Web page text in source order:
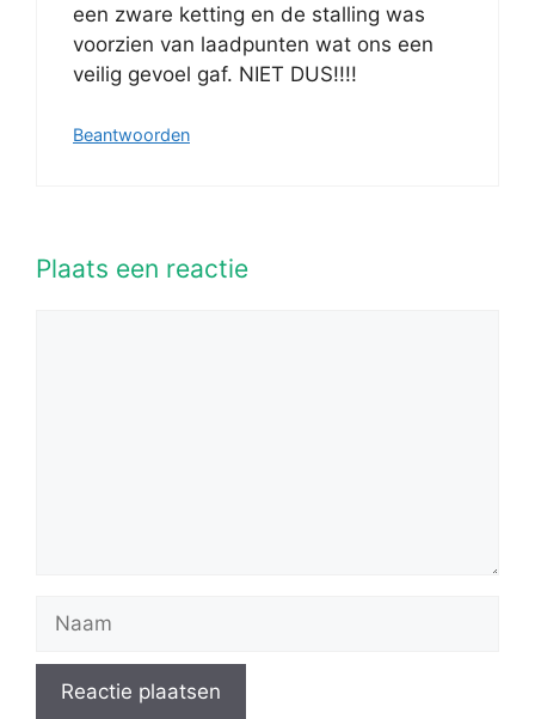
een zware ketting en de stalling was
voorzien van laadpunten wat ons een
veilig gevoel gaf. NIET DUS!!!!
Beantwoorden
Plaats een reactie